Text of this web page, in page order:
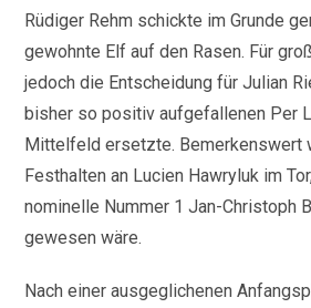
Rüdiger Rehm schickte im Grunde
gewohnte Elf auf den Rasen. Für
jedoch die Entscheidung für Julian
bisher so positiv aufgefallenen Per
Mittelfeld ersetzte. Bemerkenswert
Festhalten an Lucien Hawryluk im
nominelle Nummer 1 Jan-Christoph
gewesen wäre.
Nach einer ausgeglichenen